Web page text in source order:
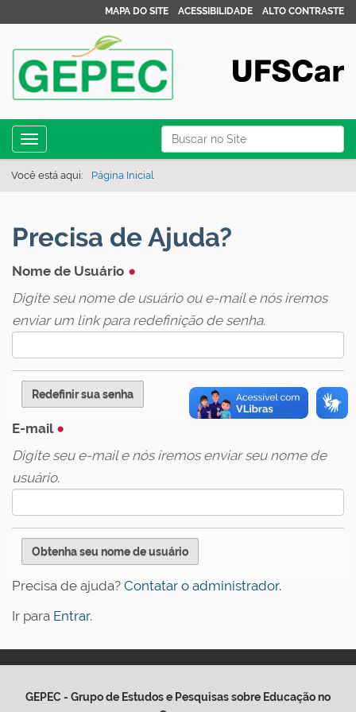
Busca
Busca Avançada…
MAPA DO SITE ACESSIBILIDADE ALTO CONTRASTE
Toggle navigation
Você está aqui: Página Inicial
Precisa de Ajuda?
Nome de Usuário
Digite seu nome de usuário ou e-mail e nós iremos
enviar um link para redefinição de senha.
E-mail
Digite seu e-mail e nós iremos enviar seu nome de
usuário.
Precisa de ajuda? Contatar o administrador.
Ir para Entrar.
GEPEC - Grupo de Estudos e Pesquisas sobre Educação no